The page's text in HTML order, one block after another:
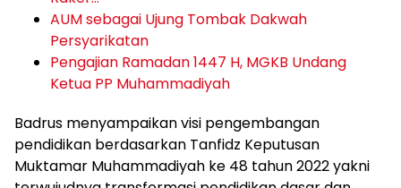
AUM sebagai Ujung Tombak Dakwah
Persyarikatan
Pengajian Ramadan 1447 H, MGKB Undang
Ketua PP Muhammadiyah
Badrus menyampaikan visi pengembangan
pendidikan berdasarkan Tanfidz Keputusan
Muktamar Muhammadiyah ke 48 tahun 2022 yakni